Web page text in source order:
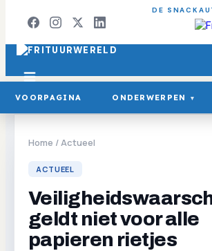
DE
VOORPAGINA ONDERWERPEN ▾
Home /Actueel
ACTUEEL
geldt niet voor alle
papieren rietjes